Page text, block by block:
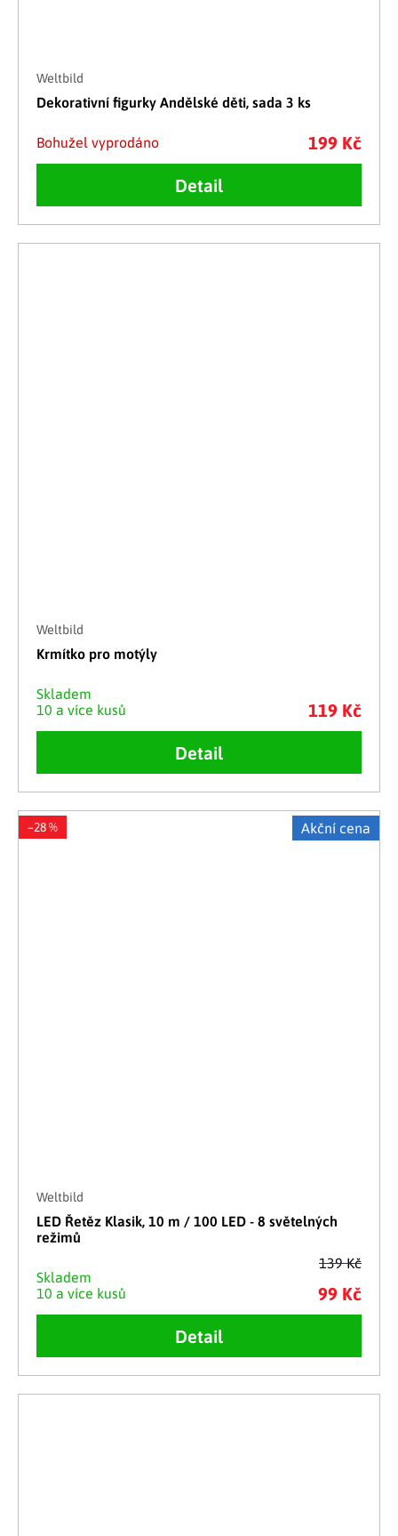
Weltbild
Dekorativní figurky Andělské děti, sada 3 ks
Bohužel vyprodáno 199 Kč
Detail
Weltbild
Krmítko pro motýly
Skladem
10 a více kusů
119 Kč
Detail
Akční cena
139 Kč
–28 %
Weltbild
LED Řetěz Klasik, 10 m / 100 LED - 8 světelných
režimů
Skladem
10 a více kusů
99 Kč
Detail